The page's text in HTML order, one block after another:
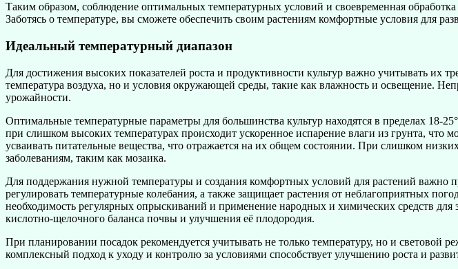
Таким образом, соблюдение оптимальных температурных условий и своевременная
Заботясь о температуре, вы сможете обеспечить своим растениям комфортные условия для
Идеальный температурный диапазон
Для достижения высоких показателей роста и продуктивности культур важно учитывать их
температура воздуха, но и условия окружающей среды, такие как влажность и освещение.
урожайности.
Оптимальные температурные параметры для большинства культур находятся в пределах 18-
при слишком высоких температурах происходит ускоренное испарение влаги из грунта, что
усваивать питательные вещества, что отражается на их общем состоянии. При слишком
заболеваниям, таким как мозаика.
Для поддержания нужной температуры и создания комфортных условий для растений важно
регулировать температурные колебания, а также защищает растения от неблагоприятных
необходимость регулярных опрыскиваний и применение народных и химических средств
кислотно-щелочного баланса почвы и улучшения её плодородия.
При планировании посадок рекомендуется учитывать не только температуру, но и световой
комплексный подход к уходу и контролю за условиями способствует улучшению роста и